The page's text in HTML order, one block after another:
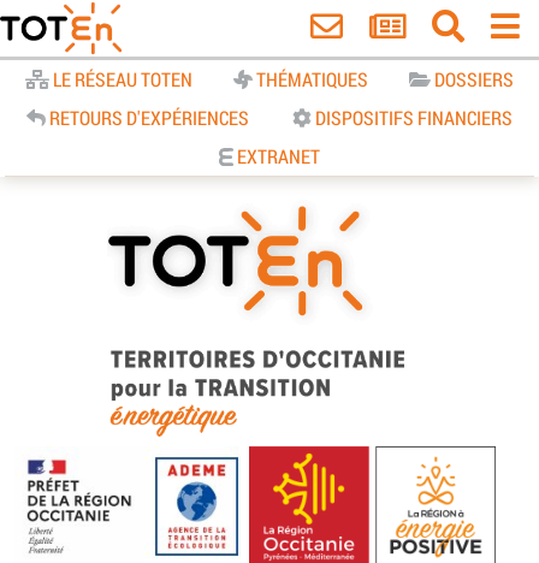
LE RÉSEAU TOTEN THÉMATIQUES
DOSSIERS
RETOURS D'EXPÉRIENCES
DISPOSITIFS FINANCIERS
EXTRANET
TOTEn Occitanie | Territoires
d’Occitanie pour la Transition
Energétique